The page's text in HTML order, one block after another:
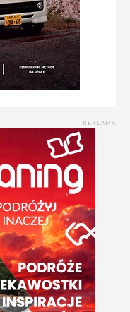
REKLAMA